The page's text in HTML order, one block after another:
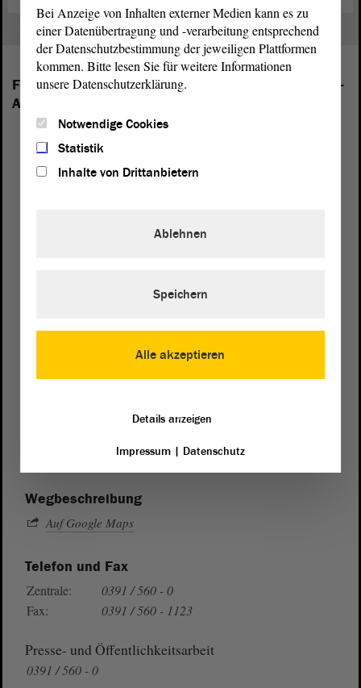
Folgende Fraktionen sind im Landtag von Sachsen-
Anhalt vertreten:
von Sachsen-Anhalt
39104 Magdeburg
Wegbeschreibung
Auf Google Maps
Telefon und Fax
Zentrale:
0391 / 560 - 0
Fax:
0391 / 560 - 1123
Presse- und Öffentlichkeitsarbeit
0391 / 560 - 0
Bei Anzeige von Inhalten externer Medien kann es zu
einer Datenübertragung und -verarbeitung entsprechend
der Datenschutzbestimmung der jeweiligen Plattformen
kommen. Bitte lesen Sie für weitere Informationen
unsere Datenschutzerklärung.
Notwendige Cookies
Statistik
Inhalte von Drittanbietern
Alle akzeptieren
Ablehnen
Speichern
Details anzeigen
Impressum| Datenschutz